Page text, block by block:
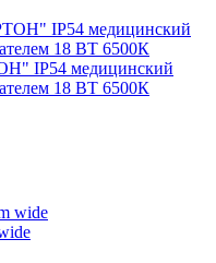
IP54 медицинский
18 ВТ 6500К